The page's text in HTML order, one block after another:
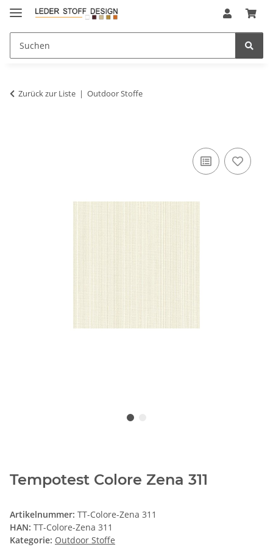
Zurück zur Liste Outdoor Stoffe
Tempotest Colore Zena 311
Artikelnummer: TT-Colore-Zena 311
HAN: TT-Colore-Zena 311
Kategorie: Outdoor Stoffe